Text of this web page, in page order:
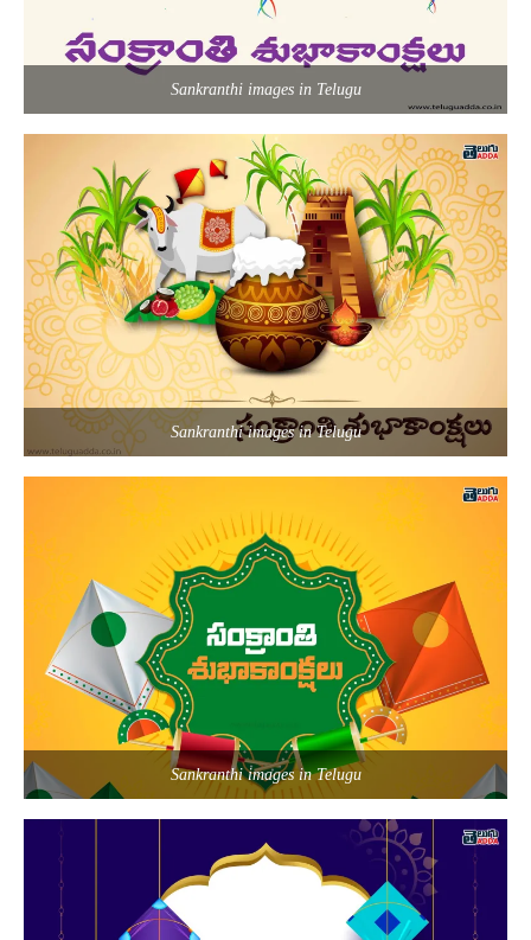
Sankranthi images in Telugu
Sankranthi images in Telugu
Sankranthi images in Telugu